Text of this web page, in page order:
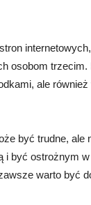
osobom
ale
być trudne, ale
być ostrożnym
warto być